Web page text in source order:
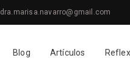
dra.marisa.navarro@gmail.com
Blog Artículos